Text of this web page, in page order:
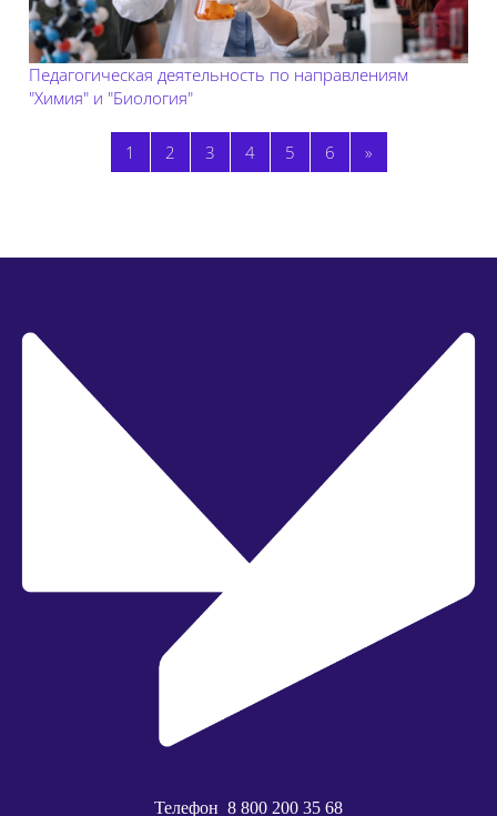
Педагогическая деятельность по направлениям
"Химия" и "Биология"
1 Страница 1
2 Страница 2
3Страница 3
4Страница 4
5Страница 5
6Страница 6
»Следующая
Телефон 8 800 200 35 68